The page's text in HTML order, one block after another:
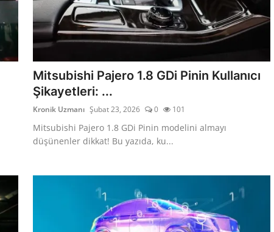
Mitsubishi Pajero 1.8 GDi Pinin Kullanıcı
Şikayetleri: ...
Kronik Uzmanı Şubat 23, 2026 0 101
Mitsubishi Pajero 1.8 GDi Pinin modelini almayı
düşünenler dikkat! Bu yazıda, ku...